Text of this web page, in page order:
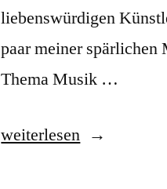
liebenswürdigen
paar meiner spärlichen
Thema Musik …
„Female
weiterlesen